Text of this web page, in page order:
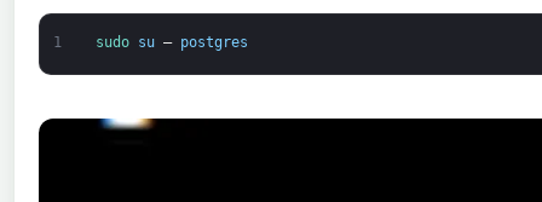
1 sudo su – postgres